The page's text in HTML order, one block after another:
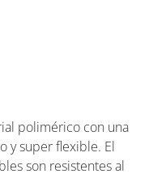
polimérico con una
y super flexible. El
son resistentes al